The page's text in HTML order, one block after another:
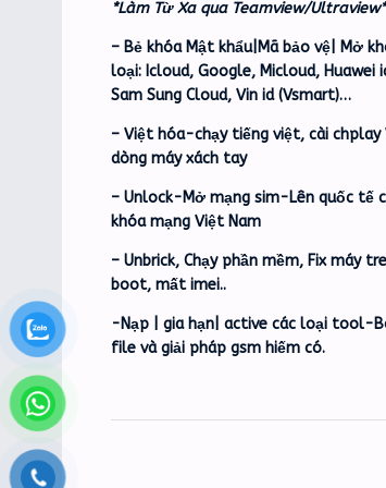
*Làm Từ Xa qua Teamview/Ultraview*
– Bẻ khóa Mật khẩu|Mã bảo vệ| Mở
loại: Icloud, Google, Micloud, Huawei
Sam Sung Cloud, Vin id (Vsmart)…
– Việt hóa-chạy tiếng việt, cài chplay
dòng máy xách tay
– Unlock-Mở mạng sim-Lên quốc tế
khóa mạng Việt Nam
– Unbrick, Chạy phần mềm, Fix máy
boot, mất imei..
-Nạp | gia hạn| active các loại tool-
file và giải pháp gsm hiếm có.